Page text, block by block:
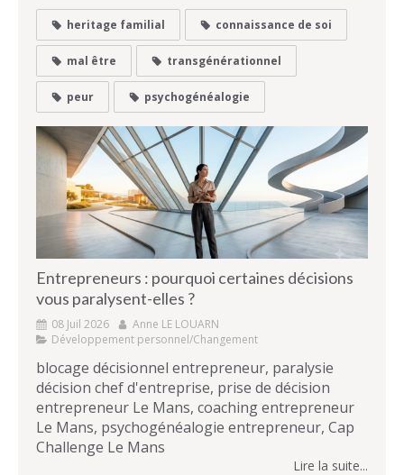
heritage familial connaissance de soi
mal être transgénérationnel
peur psychogénéalogie
Entrepreneurs : pourquoi certaines décisions
vous paralysent-elles ?
08 Juil 2026
Anne LE LOUARN
Développement personnel/Changement
blocage décisionnel entrepreneur, paralysie
décision chef d'entreprise, prise de décision
entrepreneur Le Mans, coaching entrepreneur
Le Mans, psychogénéalogie entrepreneur, Cap
Challenge Le Mans
Lire la suite...